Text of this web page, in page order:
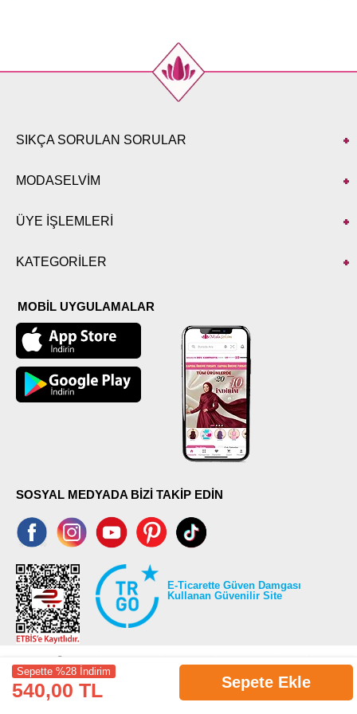
Sepette %28 İndirim
540,00 TL Sepete Ekle
SIKÇA SORULAN SORULAR
MODASELVİM
ÜYE İŞLEMLERİ
KATEGORİLER
MOBİL UYGULAMALAR
SOSYAL MEDYADA BİZİ TAKİP EDİN
E-Ticarette Güven Damgası
Kullanan Güvenilir Site
©2026 Tüm modaselvim.com hakları saklıdır.